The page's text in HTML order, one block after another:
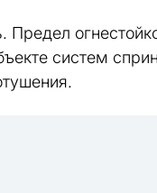
Предел
систем